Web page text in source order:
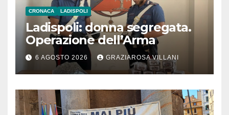
CRONACA LADISPOLI
Ladispoli: donna segregata.
Operazione dell’Arma
6 AGOSTO 2026 GRAZIAROSA VILLANI